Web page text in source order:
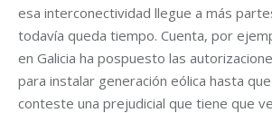
esa interconectividad llegue a más
todavía queda tiempo. Cuenta, por
en Galicia ha pospuesto las
para instalar generación eólica hasta
conteste una prejudicial que tiene que